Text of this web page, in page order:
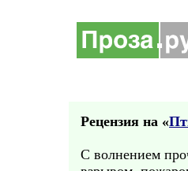
Рецензия на «
С волнением